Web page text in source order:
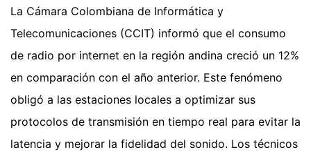
La Cámara Colombiana de Informática y
Telecomunicaciones (CCIT) informó que el consumo
de radio por internet en la región andina creció un 12%
en comparación con el año anterior. Este fenómeno
obligó a las estaciones locales a optimizar sus
protocolos de transmisión en tiempo real para evitar la
latencia y mejorar la fidelidad del sonido. Los técnicos